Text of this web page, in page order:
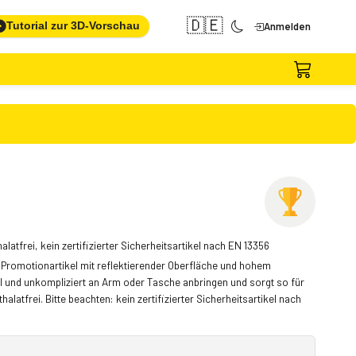
Tutorial zur 3D-Vorschau 🇩🇪 Anmelden
kein zertifizierter Sicherheitsartikel nach EN 13356
mit reflektierender Oberfläche und hohem
unkompliziert an Arm oder Tasche anbringen und sorgt so für
Bitte beachten: kein zertifizierter Sicherheitsartikel nach